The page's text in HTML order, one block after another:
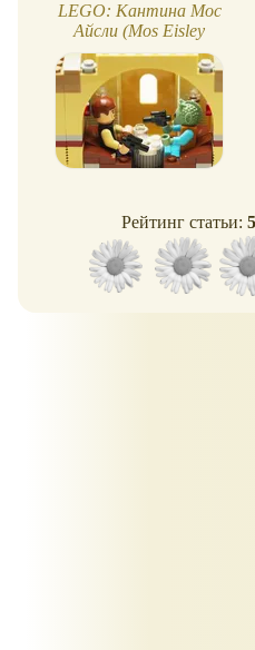
LEGO: Кантина Мос
Айсли (Mos Eisley
Cantina) 75052
Рейтинг статьи: 5